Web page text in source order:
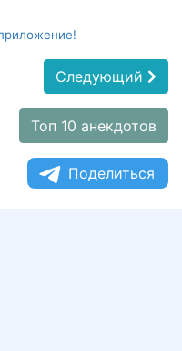
Следующий
Топ 10 анекдотов
Поделиться